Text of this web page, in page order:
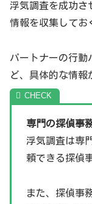
浮気調査を成功さ
情報を収集してお
パートナーの行動
ど、具体的な情報
専門の探偵事
浮気調査は専
頼できる探偵
また、探偵事